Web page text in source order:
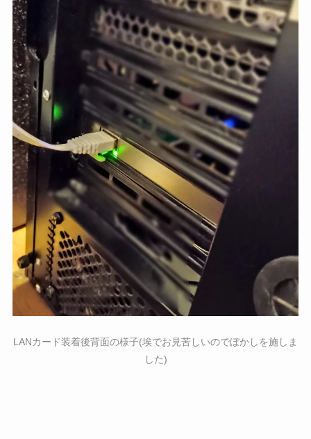
LANカード装着後背面の様子(埃でお見苦しいのでぼかしを施しま
した)